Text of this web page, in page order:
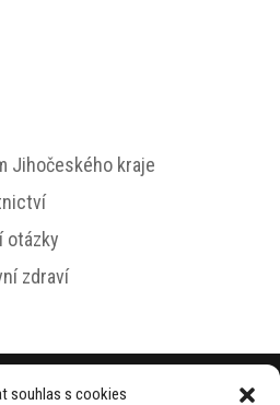
souhlas s cookies
Jihočeského kraje
otázky
zdraví
– Osobní stránky Jiřího